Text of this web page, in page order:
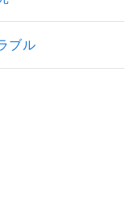
ブル